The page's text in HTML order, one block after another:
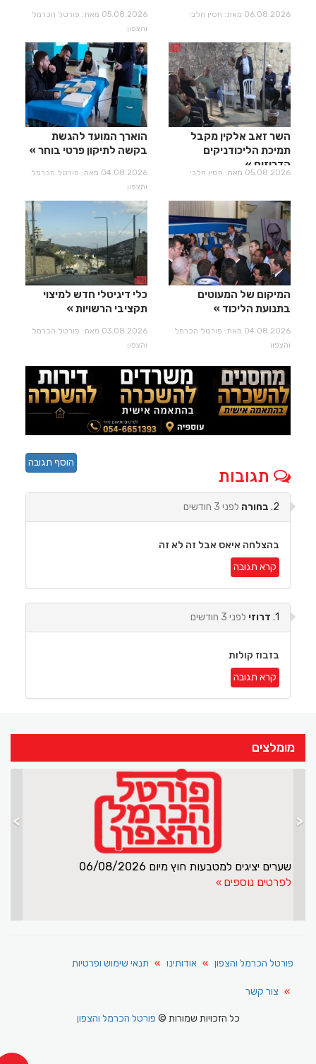
06.08.2026 מאת: חסין חלבי
05.08.2026 מאת: פורטל הכרמל
והצפון
השר זאב אלקין מקבל
תמיכת הליכודניקים
הדרוזים
05.08.2026 מאת: חסין חלבי
הוארך המועד להגשת
בקשה לתיקון פרטי בוחר
04.08.2026 מאת: פורטל הכרמל
והצפון
המיקום של המעוטים
בתנועת הליכוד
04.08.2026 מאת: פורטל הכרמל
והצפון
כלי דיגיטלי חדש למיצוי
תקציבי הרשויות
03.08.2026 מאת: פורטל הכרמל
והצפון
תגובות
הוסף תגובה
בחורה לפני 3 חודשים
בהצלחה איאס אבל זה לא זה
קרא תגובה
דרוזילפני 3 חודשים
בזבוז קולות
קרא תגובה
מומלצים
שערים יציגים למטבעות חוץ מיום 06/08/2026
לפרטים נוספים
> <
פורטל הכרמל והצפון אודותינו תנאי שימוש ופרטיות
צור קשר
כל הזכויות שמורות ©פורטל הכרמל והצפון